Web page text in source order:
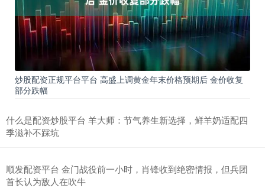
炒股配资正规平台平台 高盛上调黄金年末价格预期后 金价收复
部分跌幅
什么是配资炒股平台 羊大师：节气养生新选择，鲜羊奶适配四
季滋补不踩坑
顺发配资平台 金门战役前一小时，肖锋收到绝密情报，但兵团
首长认为敌人在吹牛